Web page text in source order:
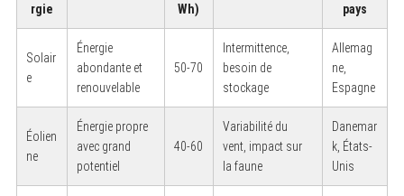
rgie
Wh)
pays
Solair
e
Énergie
abondante et
renouvelable
50-70
Intermittence,
besoin de
stockage
Allemag
ne,
Espagne
Éolien
ne
Énergie propre
avec grand
potentiel
40-60
Variabilité du
vent, impact sur
la faune
Danemar
k, États-
Unis